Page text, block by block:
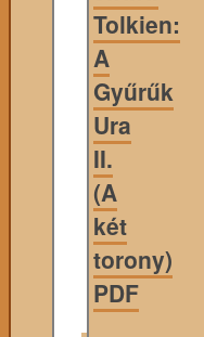
Tolkien:
A
Gyűrűk
Ura
II.
(A
két
torony)
PDF